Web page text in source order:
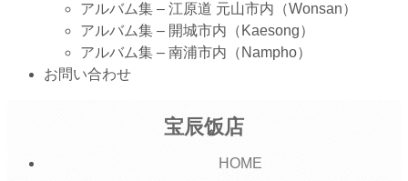
アルバム集 – 江原道 元山市内（Wonsan）
アルバム集 – 開城市内（Kaesong）
アルバム集 – 南浦市内（Nampho）
お問い合わせ
宝辰饭店
HOME